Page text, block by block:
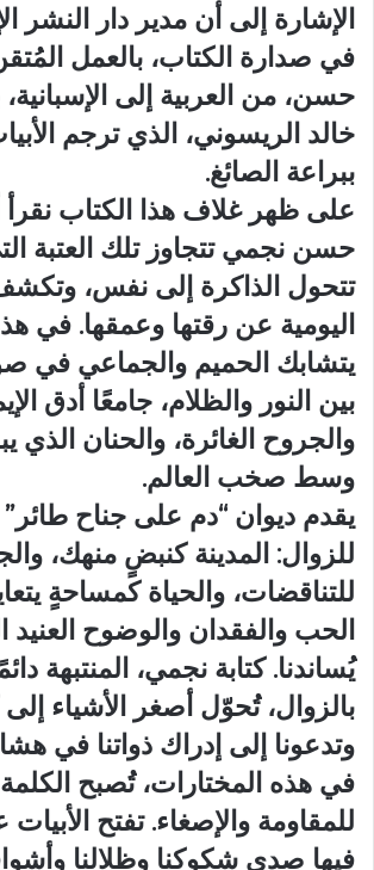
الإشارة إلى أن مدير دار النشر
في صدارة الكتاب، بالعمل
حسن، من العربية إلى الإسبانية،
خالد الريسوني، الذي ترجم
ببراعة الصائغ.
على ظهر غلاف هذا الكتاب نقرأ
حسن نجمي تتجاوز تلك العتبة
تتحول الذاكرة إلى نفس،
اليومية عن رقتها وعمقها. في
يتشابك الحميم والجماعي في
بين النور والظلام، جامعًا أدق
والجروح الغائرة، والحنان الذي
وسط صخب العالم.
يقدم ديوان “دم على جناح
للزوال: المدينة كنبضٍ منهك،
للتناقضات، والحياة كمساحةٍ
الحب والفقدان والوضوح العنيد
يُساندنا. كتابة نجمي، المنتبهة
بالزوال، تُحوّل أصغر الأشياء
وتدعونا إلى إدراك ذواتنا في
في هذه المختارات، تُصبح الكلمة
للمقاومة والإصغاء. تفتح الأبيات
فيها صدى شكوكنا وظلالنا